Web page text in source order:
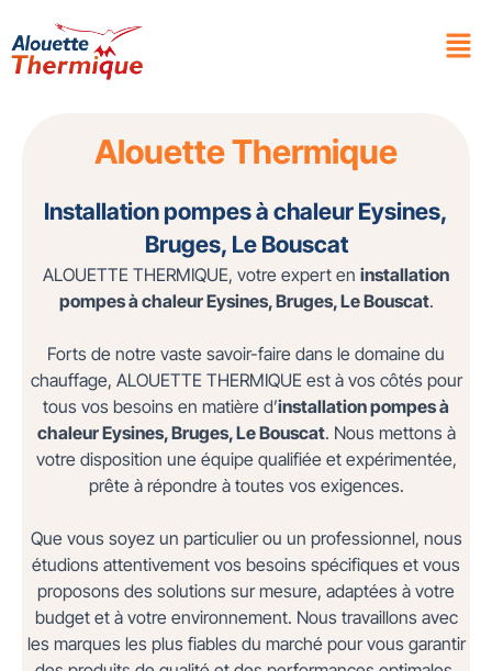
Alouette Thermique
Installation pompes à chaleur Eysines,
Bruges, Le Bouscat
ALOUETTE THERMIQUE, votre expert en installation
pompes à chaleur Eysines, Bruges, Le Bouscat.
Forts de notre vaste savoir-faire dans le domaine du
chauffage, ALOUETTE THERMIQUE est à vos côtés pour
tous vos besoins en matière d’installation pompes à
chaleur Eysines, Bruges, Le Bouscat. Nous mettons à
votre disposition une équipe qualifiée et expérimentée,
prête à répondre à toutes vos exigences.
Que vous soyez un particulier ou un professionnel, nous
étudions attentivement vos besoins spécifiques et vous
proposons des solutions sur mesure, adaptées à votre
budget et à votre environnement. Nous travaillons avec
les marques les plus fiables du marché pour vous garantir